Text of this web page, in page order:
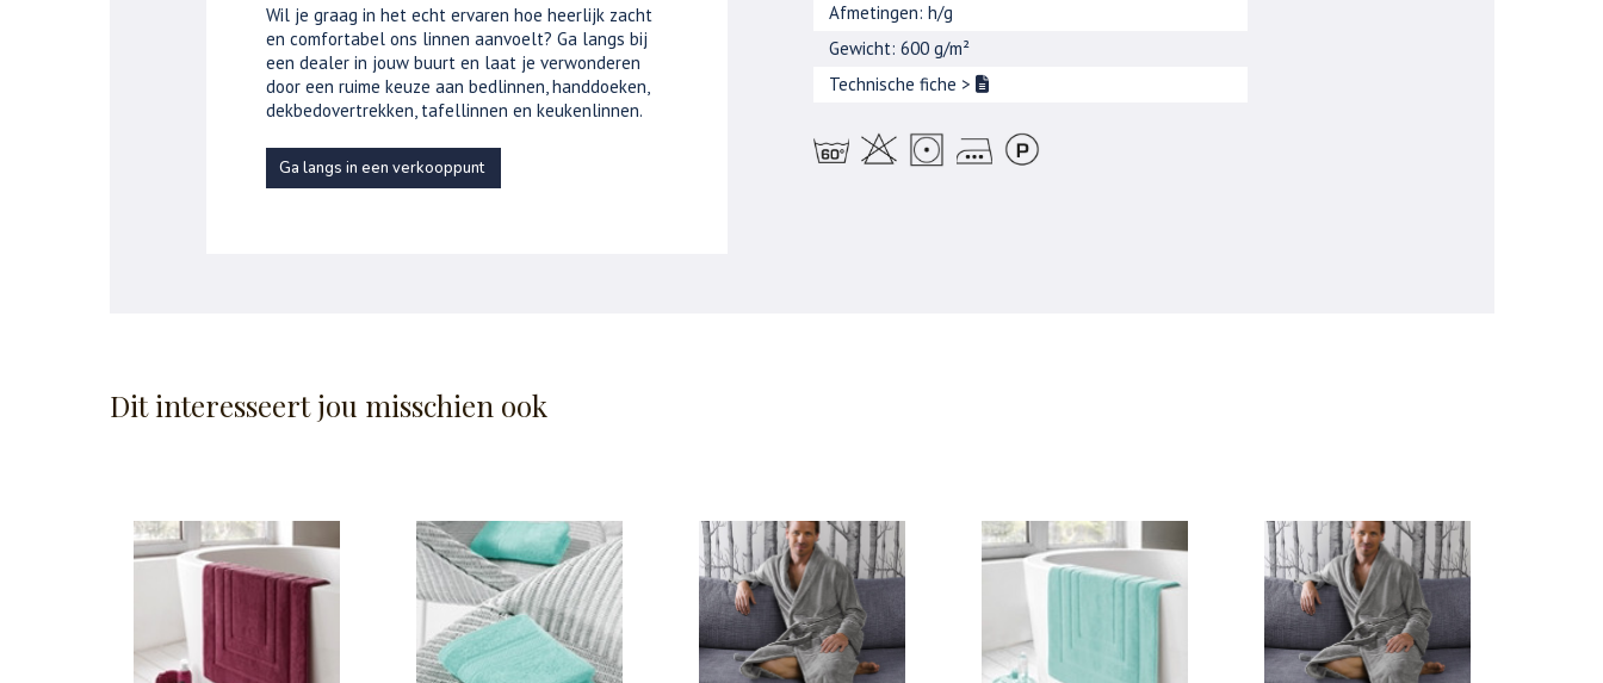
Wil je graag in het echt ervaren hoe heerlijk zacht
en comfortabel ons linnen aanvoelt? Ga langs bij
een dealer in jouw buurt en laat je verwonderen
door een ruime keuze aan bedlinnen, handdoeken,
dekbedovertrekken, tafellinnen en keukenlinnen.
Ga langs in een verkooppunt
Afmetingen: h/g
Gewicht: 600 g/m²
Technische fiche >
Dit interesseert jou misschien ook